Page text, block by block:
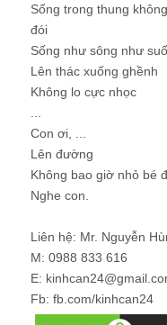
Sống trong thung
đói
Sống như sông như
Lên thác xuống ghềnh
Không lo cực nhọc
Con ơi, ...
Lên đường
Không bao giờ nhỏ bé
Nghe con.
Liên hệ: Mr. Nguyễn
M: 0988 833 616
E:
Fb: fb.com/kinhcan24